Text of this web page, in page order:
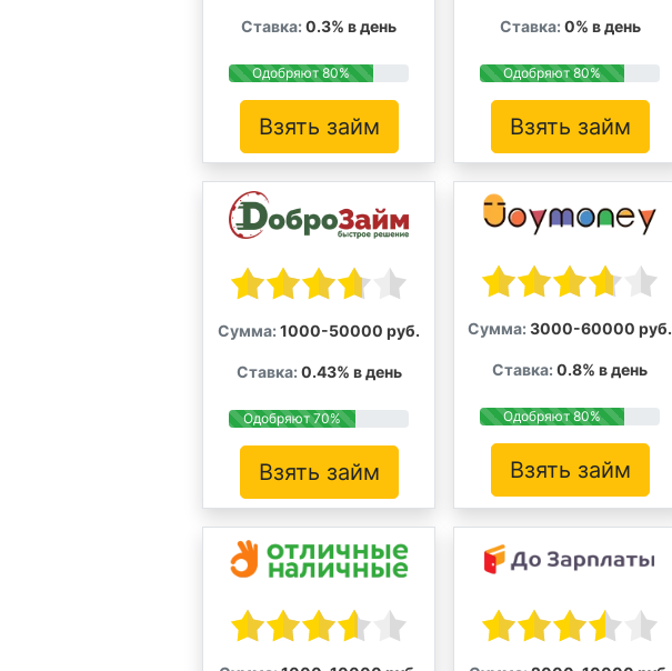
Ставка: 0.3% в день
Одобряют 80%
Взять займ
Ставка: 0% в день
Одобряют 80%
Взять займ
Сумма: 1000-50000 руб.
Ставка: 0.43% в день
Одобряют 70%
Взять займ
Сумма: 3000-60000 руб.
Ставка: 0.8% в день
Одобряют 80%
Взять займ